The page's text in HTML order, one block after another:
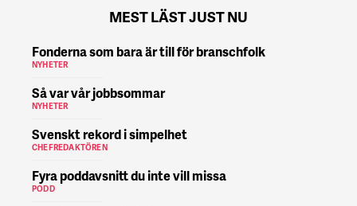
MEST LÄST JUST NU
Fonderna som bara är till för branschfolk
NYHETER
Så var vår jobbsommar
NYHETER
Svenskt rekord i simpelhet
CHEFREDAKTÖREN
Fyra poddavsnitt du inte vill missa
PODD